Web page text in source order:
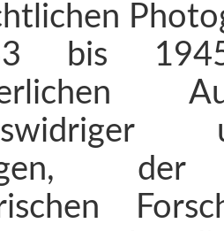
bis